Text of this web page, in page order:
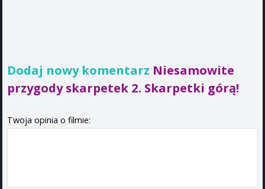
Dodaj nowy komentarz Niesamowite
przygody skarpetek 2. Skarpetki górą!
Twoja opinia o filmie: